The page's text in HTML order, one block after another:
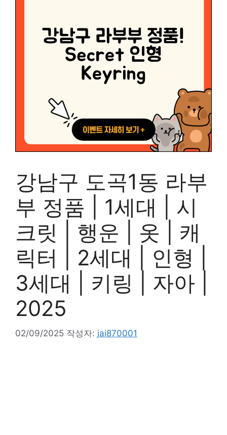
강남구 도곡1동 라부
부 정품 | 1세대 | 시
크릿 | 행운 | 옷 | 캐
릭터 | 2세대 | 인형 |
3세대 | 키링 | 자아 |
2025
02/09/2025 작성자: jai870001